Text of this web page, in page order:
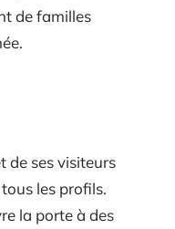
de familles
de ses visiteurs
les profils.
la porte à des